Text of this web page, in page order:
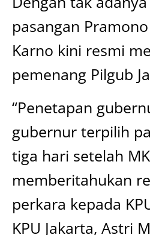
pasangan
Karno kini resmi
pemenang Pilgub
“Penetapan
gubernur terpilih
tiga hari setelah MK
memberitahukan
perkara kepada
KPU Jakarta, Astri